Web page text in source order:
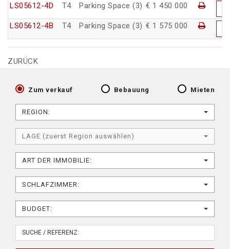
LS05612-4D T4 Parking Space (3) € 1 450 000
LS05612-4B T4 Parking Space (3) € 1 575 000
ZURÜCK
Zum verkauf Bebauung Mieten
REGION:
LAGE (zuerst Region auswählen)
ART DER IMMOBILIE:
SCHLAFZIMMER:
BUDGET: